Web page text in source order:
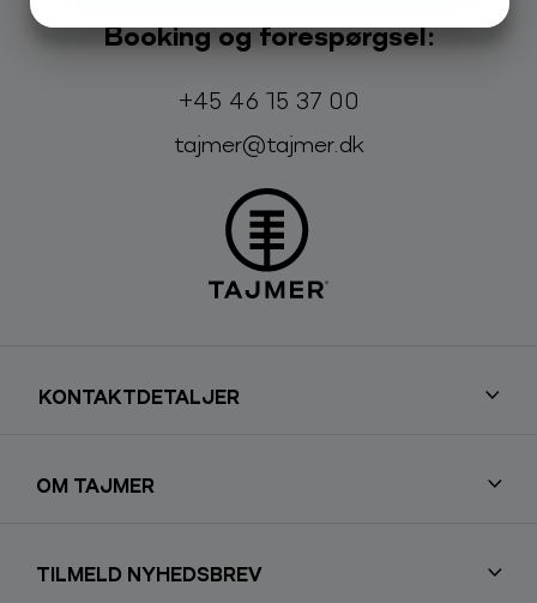
Booking og forespørgsel:
Telefon:
+45 46 15 37 00
E-mail:
tajmer@tajmer.dk
KONTAKTDETALJER
OM TAJMER
TILMELD NYHEDSBREV
MARKETING STATISTIK